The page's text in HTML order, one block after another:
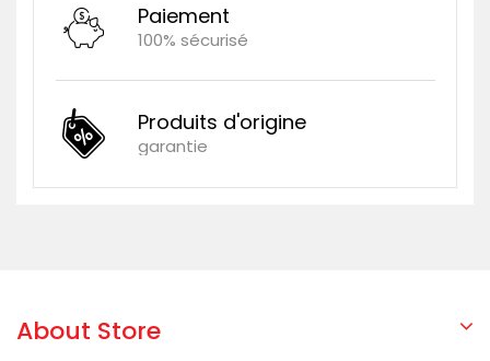
Paiement
100% sécurisé
Produits d'origine
garantie
About Store